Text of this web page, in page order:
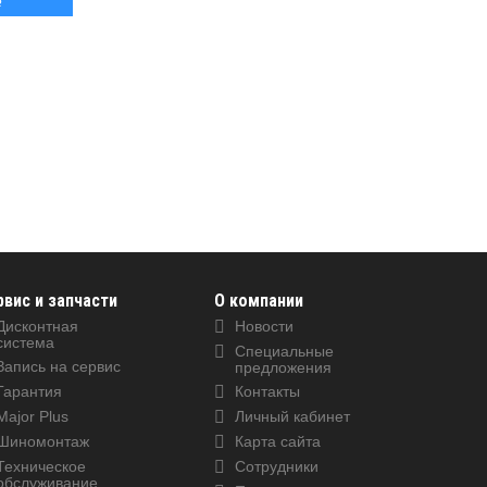
и запчасти
на сервис
Plus
О компании
Новости
Специальные
предложения
Контакты
Личный кабинет
Карта сайта
Сотрудники